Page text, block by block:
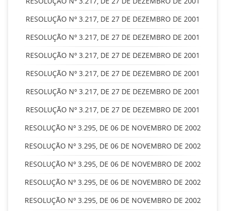
RESOLUÇÃO Nº 3.217, DE 27 DE DEZEMBRO DE 2001
RESOLUÇÃO Nº 3.217, DE 27 DE DEZEMBRO DE 2001
RESOLUÇÃO Nº 3.217, DE 27 DE DEZEMBRO DE 2001
RESOLUÇÃO Nº 3.217, DE 27 DE DEZEMBRO DE 2001
RESOLUÇÃO Nº 3.217, DE 27 DE DEZEMBRO DE 2001
RESOLUÇÃO Nº 3.217, DE 27 DE DEZEMBRO DE 2001
RESOLUÇÃO Nº 3.295, DE 06 DE NOVEMBRO DE 2002
RESOLUÇÃO Nº 3.295, DE 06 DE NOVEMBRO DE 2002
RESOLUÇÃO Nº 3.295, DE 06 DE NOVEMBRO DE 2002
RESOLUÇÃO Nº 3.295, DE 06 DE NOVEMBRO DE 2002
RESOLUÇÃO Nº 3.295, DE 06 DE NOVEMBRO DE 2002